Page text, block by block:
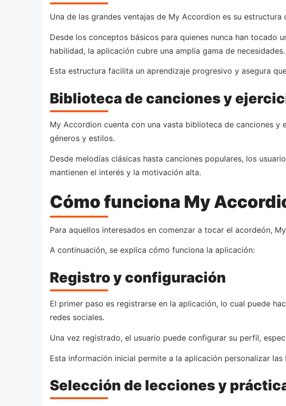
Una de las grandes ventajas de My Accordion es su
Desde los conceptos básicos para quienes nunca han tocado
habilidad, la aplicación cubre una amplia gama de necesidades.
Esta estructura facilita un aprendizaje progresivo y asegura
Biblioteca de canciones y
My Accordion cuenta con una vasta biblioteca de canciones
géneros y estilos.
Desde melodías clásicas hasta canciones populares, los
mantienen el interés y la motivación alta.
Cómo funciona My
Para aquellos interesados en comenzar a tocar el acordeón,
A continuación, se explica cómo funciona la aplicación:
Registro y configuración
El primer paso es registrarse en la aplicación, lo cual puede
redes sociales.
Una vez registrado, el usuario puede configurar su perfil,
Esta información inicial permite a la aplicación personalizar
Selección de lecciones y